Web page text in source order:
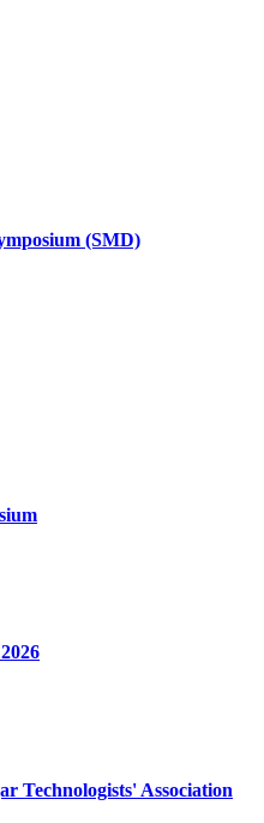
(SMD)
Technologists' Association